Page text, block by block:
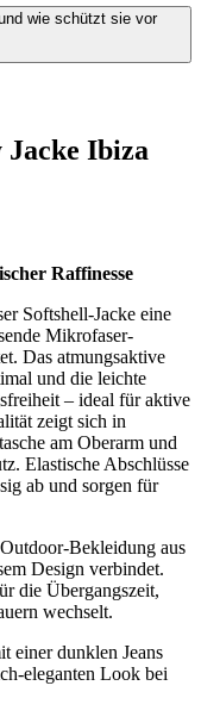
wie schützt sie vor
Ibiza
Raffinesse
Softshell-Jacke eine
Mikrofaser-
Das atmungsaktive
und die leichte
– ideal für aktive
zeigt sich in
am Oberarm und
Elastische Abschlüsse
ab und sorgen für
Bekleidung aus
Design verbindet.
die Übergangszeit,
wechselt.
einer dunklen Jeans
eleganten Look bei